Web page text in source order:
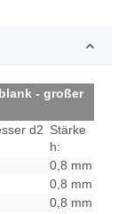
- großer
d2 Stärke
h:
0,8 mm
0,8 mm
0,8 mm